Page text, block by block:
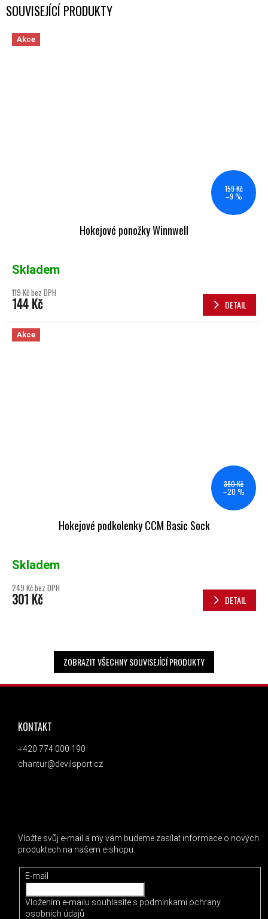
SOUVISEJÍCÍ PRODUKTY
Akce
159 Kč
–9 %
Hokejové ponožky Winnwell
Skladem
119 Kč bez DPH
144 Kč DETAIL
Akce
380 Kč
–20 %
Hokejové podkolenky CCM Basic Sock
Skladem
249 Kč bez DPH
301 Kč DETAIL
ZOBRAZIT VŠECHNY SOUVISEJÍCÍ PRODUKTY
ZÁPATÍ
KONTAKT
+420 774 000 190
chantur@devilsport.cz
Vložte svůj e-mail a my vám budeme zasílat informace o nových
produktech na našem e-shopu.
E-mail
Vložením e-mailu souhlasíte s podmínkami ochrany
osobních údajů